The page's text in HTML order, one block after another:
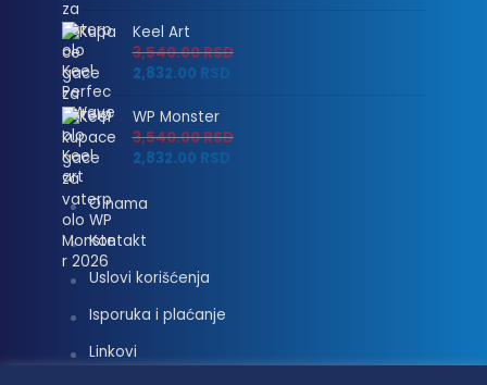
Keel Art
3,540.00RSD
2,832.00 RSD
WP Monster
3,540.00RSD
2,832.00 RSD
O nama
Kontakt
Uslovi korišćenja
Isporuka i plaćanje
Linkovi